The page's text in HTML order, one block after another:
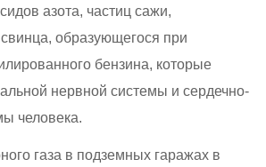
азота, частиц сажи,
образующегося при
бензина, которые
нервной системы и сердечно-
человека.
газа в подземных гаражах в